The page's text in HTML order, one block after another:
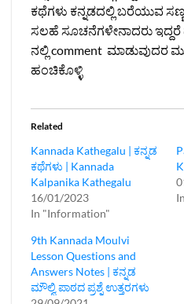
ಕಥೆಗಳು ಕನ್ನಡದಲ್ಲಿ ಬರೆಯುವ
ಸಲಹೆ ಸೂಚನೆಗಳೇನಾದರು ಇದ್ದರೆ
ನಲ್ಲಿ comment ಮಾಡುವುದರ
ಹಂಚಿಕೊಳ್ಳಿ
Related
Kannada Kathegalu | ಕನ್ನಡ
ಕಥೆಗಳು | Kannada
Kalpanika Kathegalu
16/01/2023
In "Information"
9th Kannada Moulvi
Lesson Questions and
Answers Notes | ಕನ್ನಡ
ಮೌಲ್ವಿ ಪಾಠದ ಪ್ರಶ್ನೆ ಉತ್ತರಗಳು